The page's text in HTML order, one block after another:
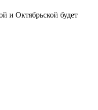
и Октябрьской будет